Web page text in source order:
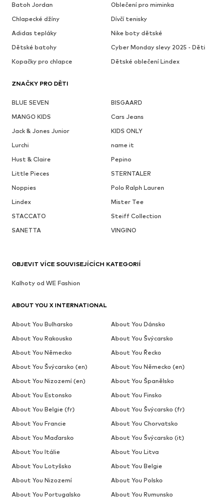
Batoh Jordan
Oblečení pro miminka
Chlapecké džíny
Dívčí tenisky
Adidas tepláky
Nike boty dětské
Dětské batohy
Cyber Monday slevy 2025 - Děti
Kopačky pro chlapce
Dětské oblečení Lindex
ZNAČKY PRO DĚTI
BLUE SEVEN
BISGAARD
MANGO KIDS
Cars Jeans
Jack & Jones Junior
KIDS ONLY
Lurchi
name it
Hust & Claire
Pepino
Little Pieces
STERNTALER
Noppies
Polo Ralph Lauren
Lindex
Mister Tee
STACCATO
Steiff Collection
SANETTA
VINGINO
OBJEVIT VÍCE SOUVISEJÍCÍCH KATEGORIÍ
Kalhoty od WE Fashion
ABOUT YOU X INTERNATIONAL
About You Bulharsko
About You Dánsko
About You Rakousko
About You Švýcarsko
About You Německo
About You Řecko
About You Švýcarsko (en)
About You Německo (en)
About You Nizozemí (en)
About You Španělsko
About You Estonsko
About You Finsko
About You Belgie (fr)
About You Švýcarsko (fr)
About You Francie
About You Chorvatsko
About You Maďarsko
About You Švýcarsko (it)
About You Itálie
About You Litva
About You Lotyšsko
About You Belgie
About You Nizozemí
About You Polsko
About You Portugalsko
About You Rumunsko